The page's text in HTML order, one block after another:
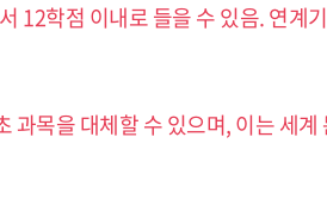
12학점 이내로 들을 수 있음. 연계
목을 대체할 수 있으며, 이는 세계